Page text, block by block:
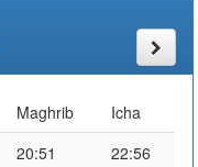
Maghrib
Icha
20:51 22:56